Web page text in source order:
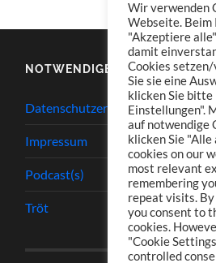
NOTWENDIGES
Datenschutzerklärung
Impressum
Podcast(s)
Tröt
Wir verwenden
Webseite. Beim
"Akzeptiere
damit
Cookies
Sie sie eine
klicken Sie bitte
Einstellungen".
auf notwendige
klicken Sie "Alle
cookies on our
most relevant
remembering
repeat visits. By
you consent to
cookies.
"Cookie
controlled